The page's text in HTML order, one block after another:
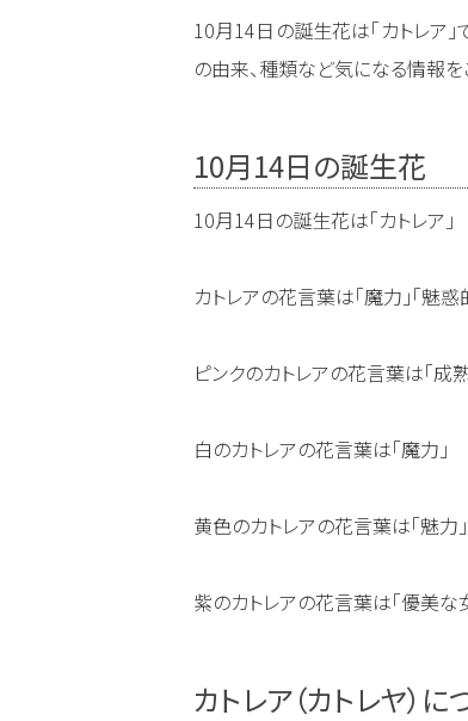
10月14日の誕生花は「カトレア」
の由来、種類など気になる情報を
10月14日の誕生花
10月14日の誕生花は「カトレア」
カトレアの花言葉は「魔力」「魅惑
ピンクのカトレアの花言葉は「成
白のカトレアの花言葉は「魔力」
黄色のカトレアの花言葉は「魅力」
紫のカトレアの花言葉は「優美な
カトレア（カトレヤ）